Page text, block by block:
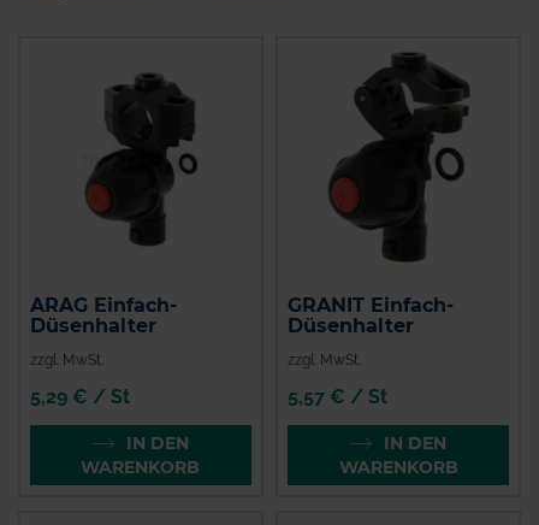
ARAG Einfach-
Düsenhalter
zzgl. MwSt.
5,29 € / St
IN DEN
WARENKORB
GRANIT Einfach-
Düsenhalter
zzgl. MwSt.
5,57 € / St
IN DEN
WARENKORB